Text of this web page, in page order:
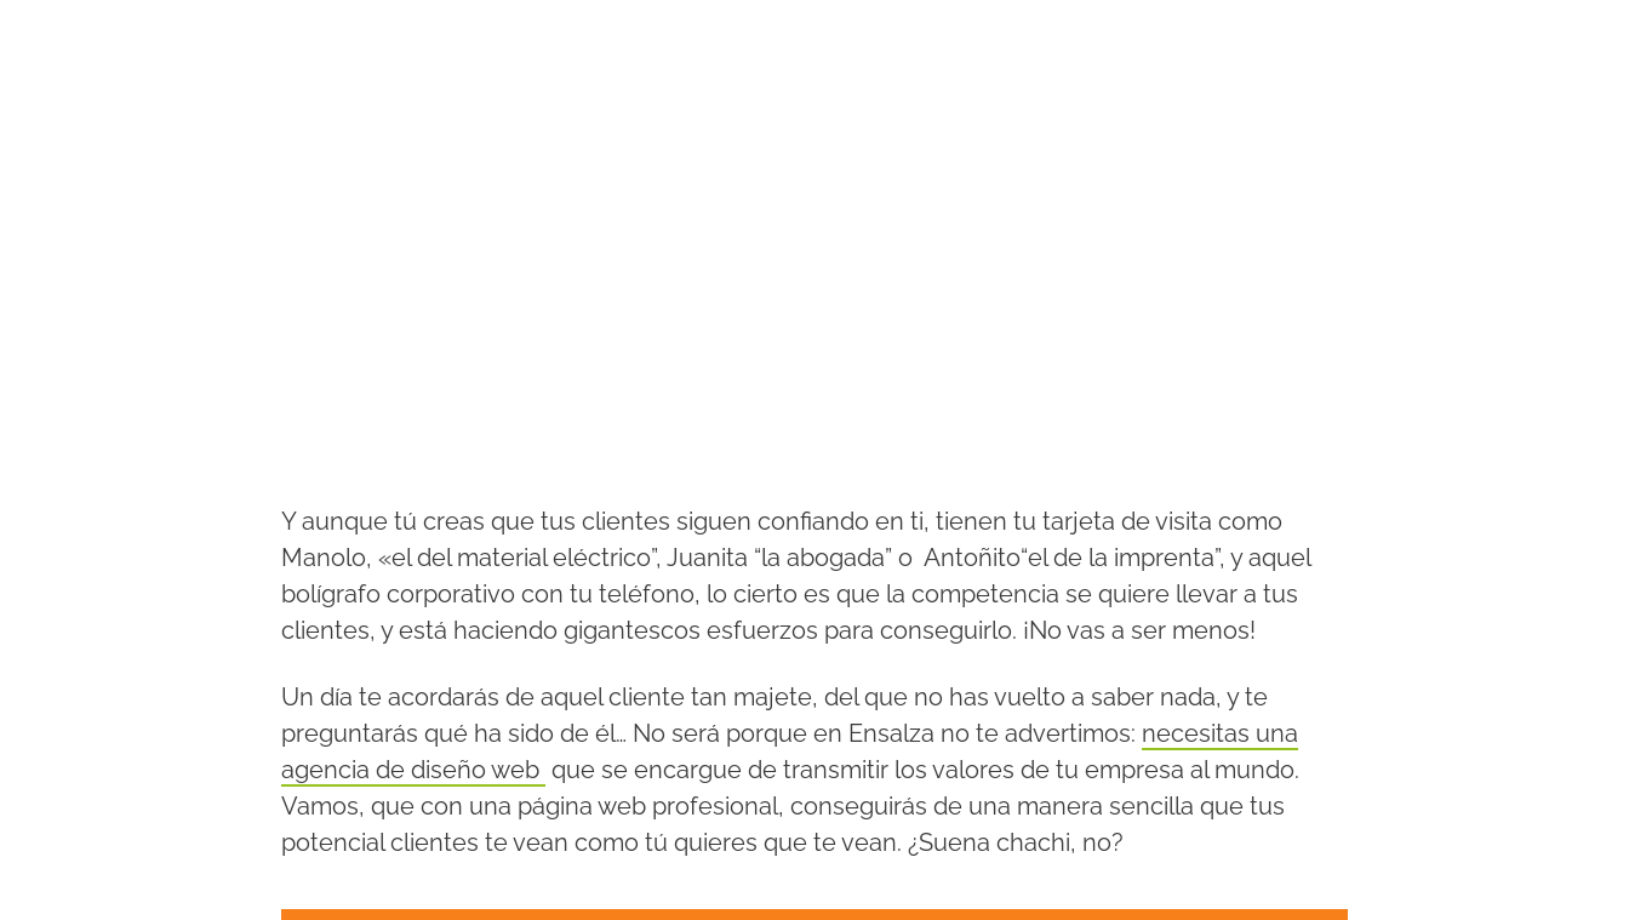
Y aunque tú creas que tus clientes siguen confiando en ti, tienen tu tarjeta de visita como
Manolo, «el del material eléctrico”, Juanita “la abogada” o Antoñito“el de la imprenta”, y aquel
bolígrafo corporativo con tu teléfono, lo cierto es que la competencia se quiere llevar a tus
clientes, y está haciendo gigantescos esfuerzos para conseguirlo. ¡No vas a ser menos!
Un día te acordarás de aquel cliente tan majete, del que no has vuelto a saber nada, y te
preguntarás qué ha sido de él… No será porque en Ensalza no te advertimos: necesitas una
agencia de diseño web que se encargue de transmitir los valores de tu empresa al mundo.
Vamos, que con una página web profesional, conseguirás de una manera sencilla que tus
potencial clientes te vean como tú quieres que te vean. ¿Suena chachi, no?